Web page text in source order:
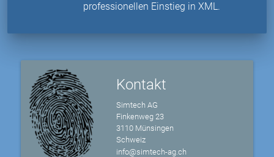
professionellen Einstieg in XML.
Kontakt
Simtech AG
Finkenweg 23
3110 Münsingen
Schweiz
info@simtech-ag.ch